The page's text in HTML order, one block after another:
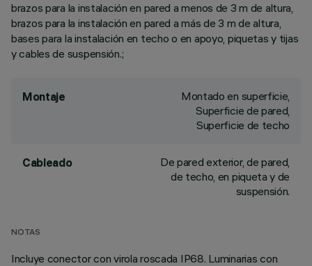
brazos para la instalación en pared a menos de 3 m de altura,
brazos para la instalación en pared a más de 3 m de altura,
bases para la instalación en techo o en apoyo, piquetas y tijas
y cables de suspensión.;
Montaje
Montado en superficie,
Superficie de pared,
Superficie de techo
Cableado
De pared exterior, de pared,
de techo, en piqueta y de
suspensión.
NOTAS
Incluye conector con virola roscada IP68. Luminarias con